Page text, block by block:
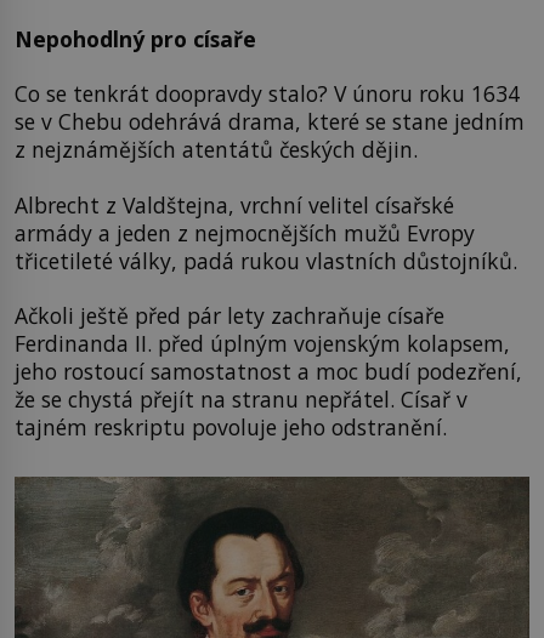
Nepohodlný pro císaře
Co se tenkrát doopravdy stalo? V únoru roku 1634
se v Chebu odehrává drama, které se stane jedním
z nejznámějších atentátů českých dějin.
Albrecht z Valdštejna, vrchní velitel císařské
armády a jeden z nejmocnějších mužů Evropy
třicetileté války, padá rukou vlastních důstojníků.
Ačkoli ještě před pár lety zachraňuje císaře
Ferdinanda II. před úplným vojenským kolapsem,
jeho rostoucí samostatnost a moc budí podezření,
že se chystá přejít na stranu nepřátel. Císař v
tajném reskriptu povoluje jeho odstranění.